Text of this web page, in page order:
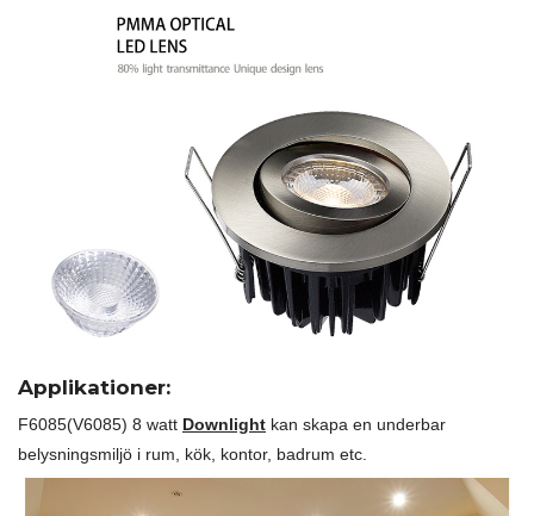
Applikationer:
F6085(V6085) 8 watt Downlight kan skapa en underbar
belysningsmiljö i rum, kök, kontor, badrum etc.